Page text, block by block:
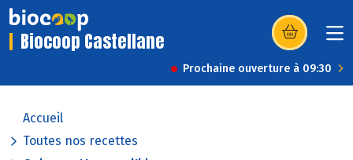
Biocoop Castellane (s’ouvre dans
Prochaine ouverture à 09:30
Accueil
Toutes nos recettes